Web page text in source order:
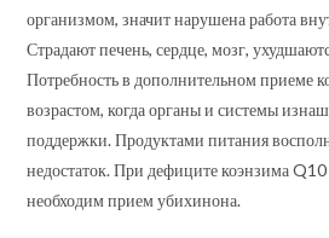
организмом, значит нарушена работа
Страдают печень, сердце, мозг,
Потребность в дополнительном приеме
возрастом, когда органы и системы
поддержки. Продуктами питания
недостаток. При дефиците коэнзима
необходим прием убихинона.